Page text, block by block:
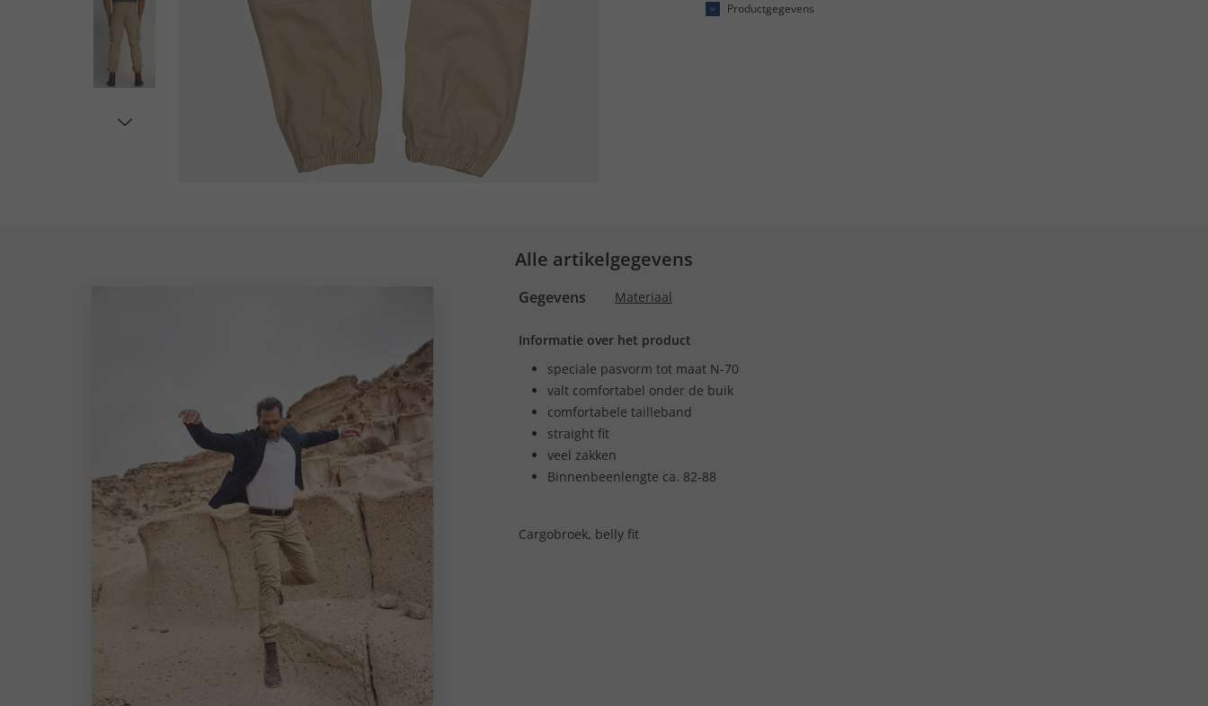
Productgegevens
Alle artikelgegevens
Gegevens Materiaal
Informatie over het product
speciale pasvorm tot maat N-70
valt comfortabel onder de buik
comfortabele tailleband
straight fit
veel zakken
Binnenbeenlengte ca. 82-88
Cargobroek, belly fit